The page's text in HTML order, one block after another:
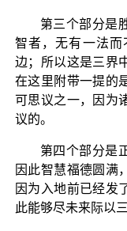
第三个部分是
智者，无有一法
边；所以这是三界
在这里附带一提的
可思议之一，因为
议的。
第四个部分是
因此智慧福德圆满
因为入地前已经发
此能够尽未来际以